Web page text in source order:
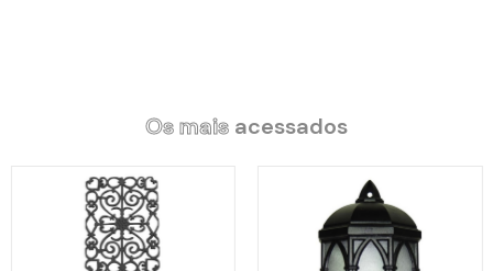
Itens Inclusos:
01 Caçarola Panela Granito Antiaderente Gourmet Javali AA
Os mais acessados